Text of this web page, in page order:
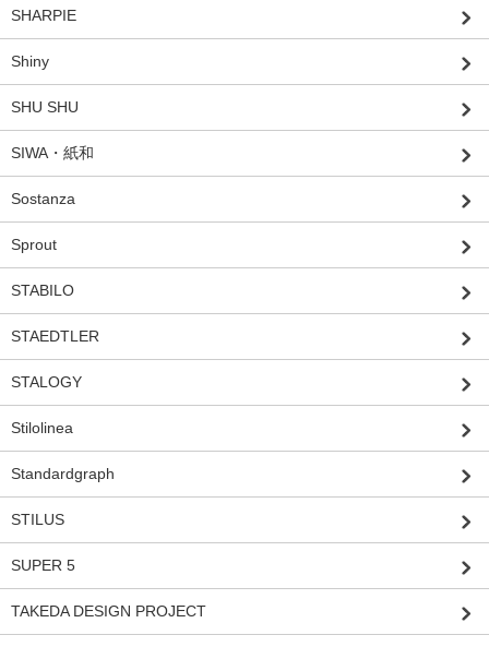
SHARPIE
Shiny
SHU SHU
SIWA・紙和
Sostanza
Sprout
STABILO
STAEDTLER
STALOGY
Stilolinea
Standardgraph
STILUS
SUPER 5
TAKEDA DESIGN PROJECT